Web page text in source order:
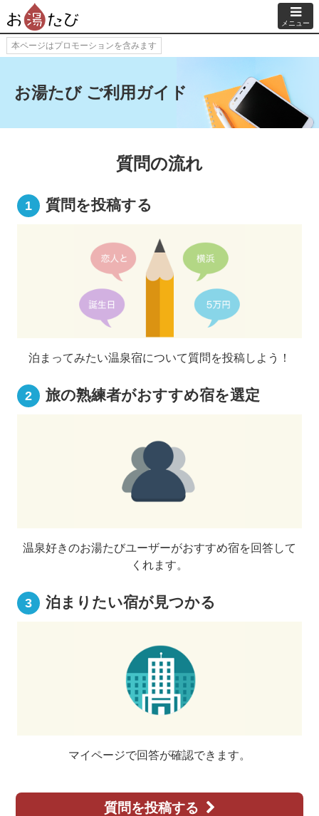
メニュー
本ページはプロモーションを含みます
お湯たび ご利用ガイド
質問の流れ
1 質問を投稿する
泊まってみたい温泉宿について質問を投稿しよう！
2 旅の熟練者がおすすめ宿を選定
温泉好きのお湯たびユーザーがおすすめ宿を回答して
くれます。
3 泊まりたい宿が見つかる
マイページで回答が確認できます。
質問を投稿する